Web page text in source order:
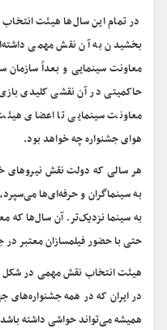
در تمام این سال‌ها هیئت
بخشیدن به آن نقش مهمی
معاونت سینمایی و بعداً سازمان
حاکمیتی در آن نقشی کلیدی
معاونت سینمایی تا اعضای
هوای جشنواره چه خواهد بود.
هر سالی که دولت نقش نیروهای
به سینماگران و حرفه‌ای‌ها
به سینما نزدیک‌تر. آن سال‌ها که
حتی با حضور فیلمسازان معتبر در
هیئت انتخاب نقش مهمی در شکل
در ایران که در همه جشنواره‌های
همیشه می‌تواند حواشی داشته